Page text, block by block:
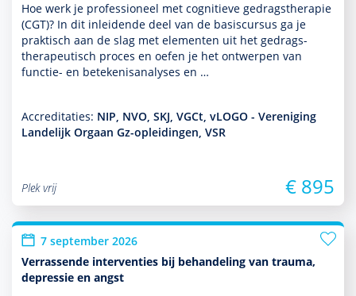
Hoe werk je professioneel met cogni­tieve gedrags­thera­pie
(CGT)? In dit inleidende deel van de basis­cursus ga je
prak­tisch aan de slag met elementen uit het gedrags­
thera­peu­tisch proces en oefen je het ontwerpen van
functie- en bete­kenisanalyses en …
Accreditaties: NIP, NVO, SKJ, VGCt, vLOGO - Vereniging
Landelijk Orgaan Gz-opleidingen, VSR
Plek vrij € 895
7 september 2026
Verrassende interventies bij behandeling van trauma,
depressie en angst